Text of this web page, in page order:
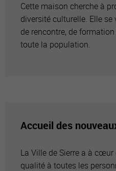
Cette maison cherche à
diversité culturelle. Elle se
de rencontre, de
toute la population.
Accueil des
La Ville de Sierre a à
qualité à toutes les